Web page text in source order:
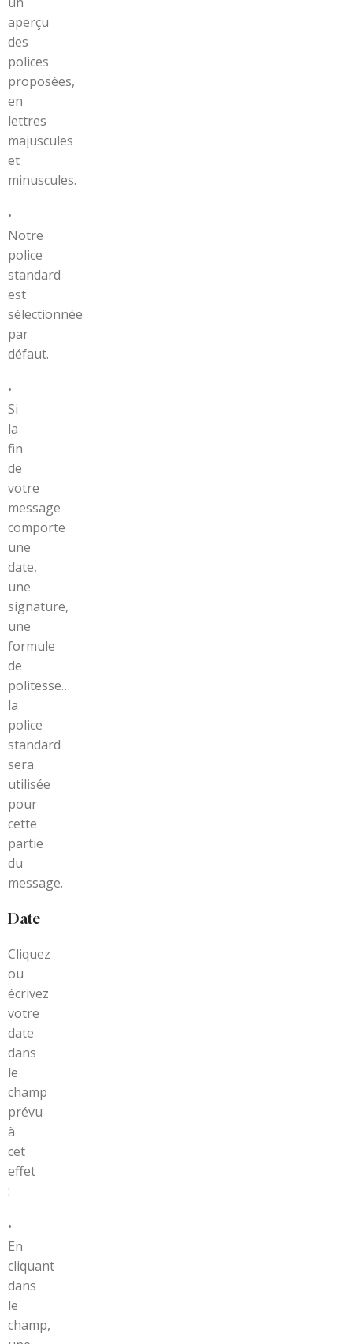
aperçu
des
polices
proposées,
en
lettres
majuscules
et
minuscules.
•
Notre
police
standard
est
sélectionnée
par
défaut.
•
Si
la
fin
de
votre
message
comporte
une
date,
une
signature,
une
formule
de
politesse…
la
police
standard
sera
utilisée
pour
cette
partie
du
message.
Date
Cliquez
ou
écrivez
votre
date
dans
le
champ
prévu
à
cet
effet
:
•
En
cliquant
dans
le
champ,